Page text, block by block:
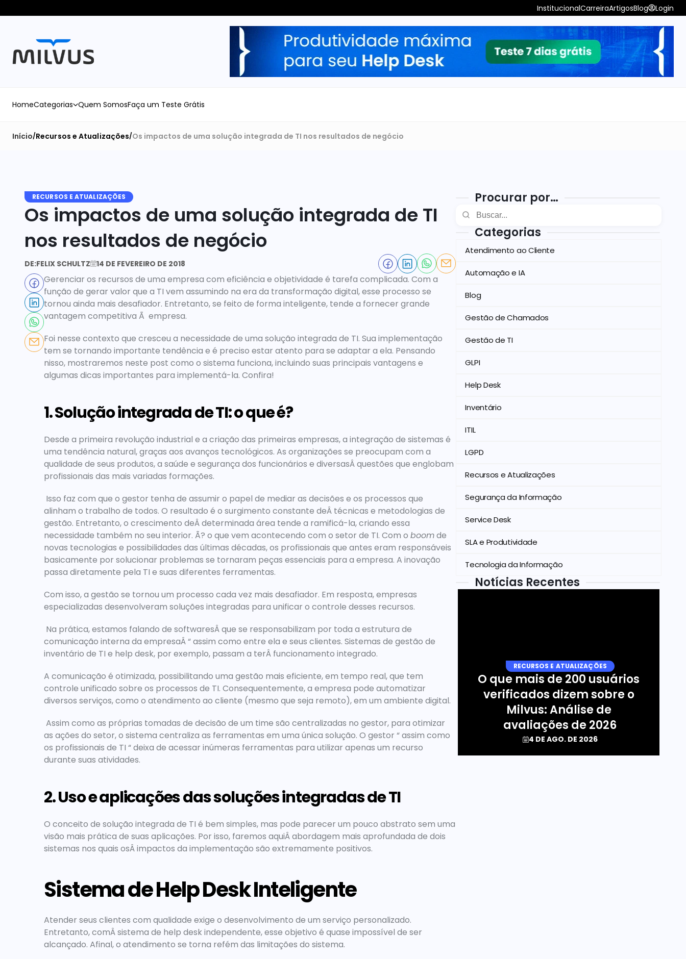
InstitucionalCarreiraArtigosBlog Login
HomeCategorias Quem SomosFaça um Teste Grátis
Início/Recursos e Atualizações/Os impactos de uma solução integrada de TI nos resultados de negócio
RECURSOS E ATUALIZAÇÕES
Os impactos de uma solução integrada de TI
nos resultados de negócio
DE:FELIX SCHULTZ 14 DE FEVEREIRO DE 2018
Gerenciar os recursos de uma empresa com eficiência e objetividade é tarefa complicada. Com a
função de gerar valor que a TI vem assumindo na era da transformação digital, esse processo se
tornou ainda mais desafiador. Entretanto, se feito de forma inteligente, tende a fornecer grande
vantagem competitiva Ã  empresa.
Foi nesse contexto que cresceu a necessidade de uma solução integrada de TI. Sua implementação
tem se tornando importante tendência e é preciso estar atento para se adaptar a ela. Pensando
nisso, mostraremos neste post como o sistema funciona, incluindo suas principais vantagens e
algumas dicas importantes para implementá-la. Confira!
1. Solução integrada de TI: o que é?
Desde a primeira revolução industrial e a criação das primeiras empresas, a integração de sistemas é
uma tendência natural, graças aos avanços tecnológicos. As organizações se preocupam com a
qualidade de seus produtos, a saúde e segurança dos funcionários e diversasÂ questões que englobam
profissionais das mais variadas formações.
alinham o trabalho de todos. O resultado é o surgimento constante deÂ técnicas e metodologias de
gestão. Entretanto, o crescimento deÂ determinada área tende a ramificá-la, criando essa
necessidade também no seu interior. Ã? o que vem acontecendo com o setor de TI. Com o boom de
novas tecnologias e possibilidades das últimas décadas, os profissionais que antes eram responsáveis
basicamente por solucionar problemas se tornaram peças essenciais para a empresa. A inovação
passa diretamente pela TI e suas diferentes ferramentas.
Com isso, a gestão se tornou um processo cada vez mais desafiador. Em resposta, empresas
especializadas desenvolveram soluções integradas para unificar o controle desses recursos.
Na prática, estamos falando de softwaresÂ que se responsabilizam por toda a estrutura de
comunicação interna
inventário de TI e help desk, por exemplo, passam a terÂ funcionamento integrado.
A comunicação é otimizada, possibilitando uma gestão mais eficiente, em tempo real, que tem
controle unificado sobre os processos de TI. Consequentemente, a empresa pode automatizar
diversos serviços, como o atendimento ao cliente (mesmo que seja remoto), em um ambiente digital.
as ações do setor, o sistema centraliza as ferramentas em uma única solução. O gestor “ assim como
os profissionais de TI “ deixa de acessar inúmeras ferramentas para utilizar apenas um recurso
durante suas atividades.
2. Uso e aplicações das soluções integradas de TI
O conceito de solução integrada de TI é bem simples, mas pode parecer um pouco abstrato sem uma
visão mais prática de suas aplicações. Por isso, faremos aquiÂ abordagem mais aprofundada de dois
sistemas nos quais osÂ impactos da implementação são extremamente positivos.
Sistema de Help Desk Inteligente
Atender seus clientes com qualidade exige o desenvolvimento de um serviço personalizado.
Entretanto, comÂ sistema de help desk independente, esse objetivo é quase impossível de ser
alcançado. Afinal, o atendimento se torna refém das limitações do sistema.
Procurar por…
Categorias
Atendimento ao Cliente
Automação e IA
Blog
Gestão de Chamados
Gestão de TI
GLPI
Help Desk
Inventário
ITIL
LGPD
Recursos e Atualizações
Segurança da Informação
Service Desk
SLA e Produtividade
Tecnologia da Informação
Notícias Recentes
RECURSOS E ATUALIZAÇÕES
O que mais de 200 usuários
verificados dizem sobre o
Milvus: Análise de
avaliações de 2026
4 DE AGO. DE 2026